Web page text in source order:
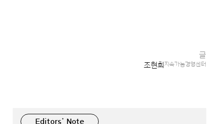
글
조현희지속가능경영센터
Editors’ Note